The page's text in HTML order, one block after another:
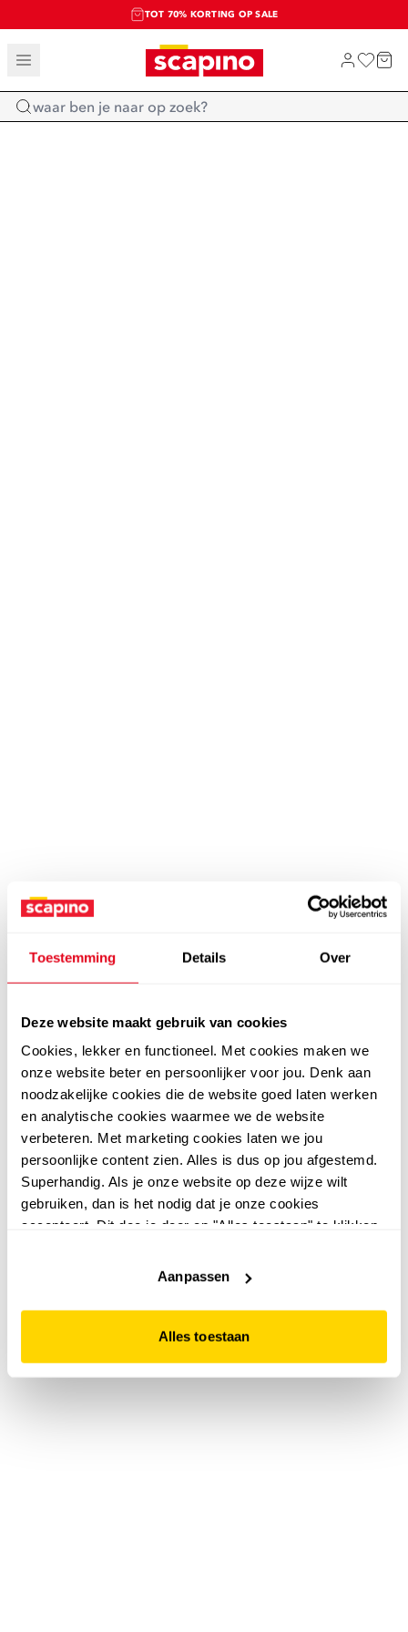
Toestemming Details Over
Deze website maakt gebruik van cookies
Cookies, lekker en functioneel. Met cookies maken we
onze website beter en persoonlijker voor jou. Denk aan
noodzakelijke cookies die de website goed laten werken
en analytische cookies waarmee we de website
verbeteren. Met marketing cookies laten we jou
persoonlijke content zien. Alles is dus op jou afgestemd.
Superhandig. Als je onze website op deze wijze wilt
gebruiken, dan is het nodig dat je onze cookies
accepteert. Dit doe je door op "Alles toestaan" te klikken.
website niet optimaal functioneert.
Aanpassen
Alles toestaan
TOT 70% KORTING OP SALE
SALE: LAATSTE KANS!
SHOP NIEUW
Home